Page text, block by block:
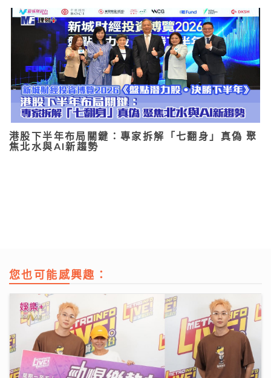
港股下半年布局關鍵：專家拆解「七翻身」真偽 聚
焦北水與AI新趨勢
您也可能感興趣：